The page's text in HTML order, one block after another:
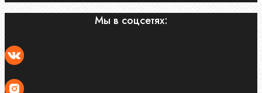
Мы в соцсетях: